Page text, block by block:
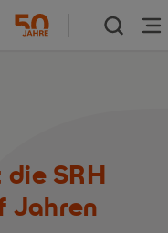
SRH
Jahren